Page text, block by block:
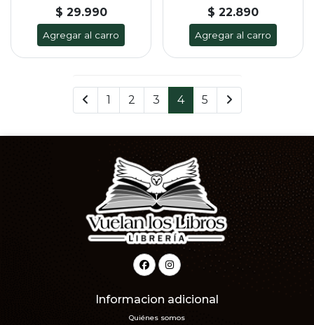
$ 29.990
Agregar al carro
$ 22.890
Agregar al carro
1 2 3 4 5
Informacion adicional
Quiénes somos